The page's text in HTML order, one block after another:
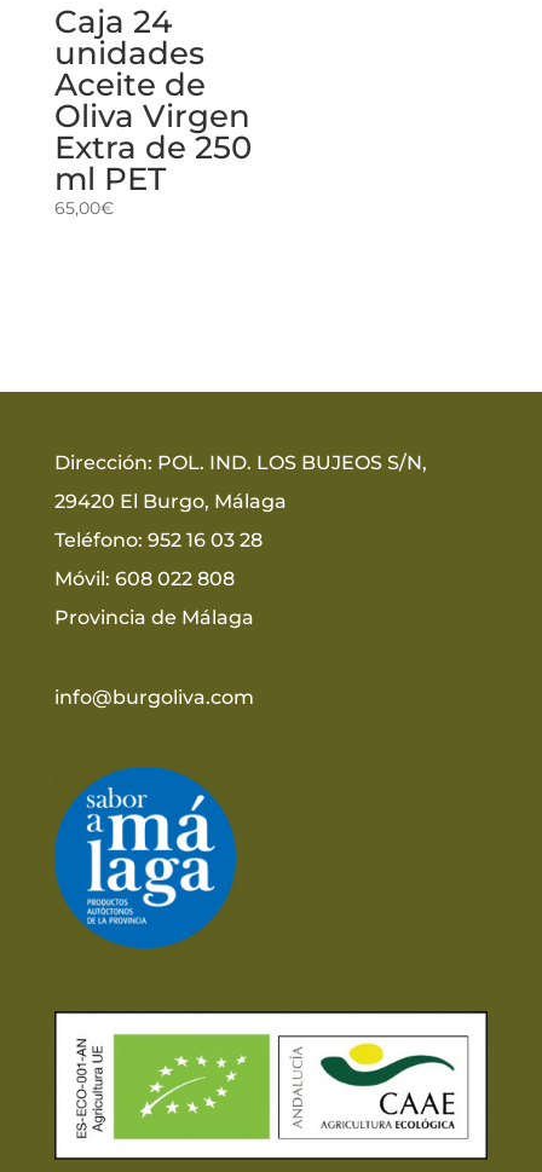
Caja 24
unidades
Aceite de
Oliva Virgen
Extra de 250
ml PET
65,00€
Dirección: POL. IND. LOS BUJEOS S/N,
29420 El Burgo, Málaga
Teléfono: 952 16 03 28
Móvil: 608 022 808
Provincia de Málaga
info@burgoliva.com